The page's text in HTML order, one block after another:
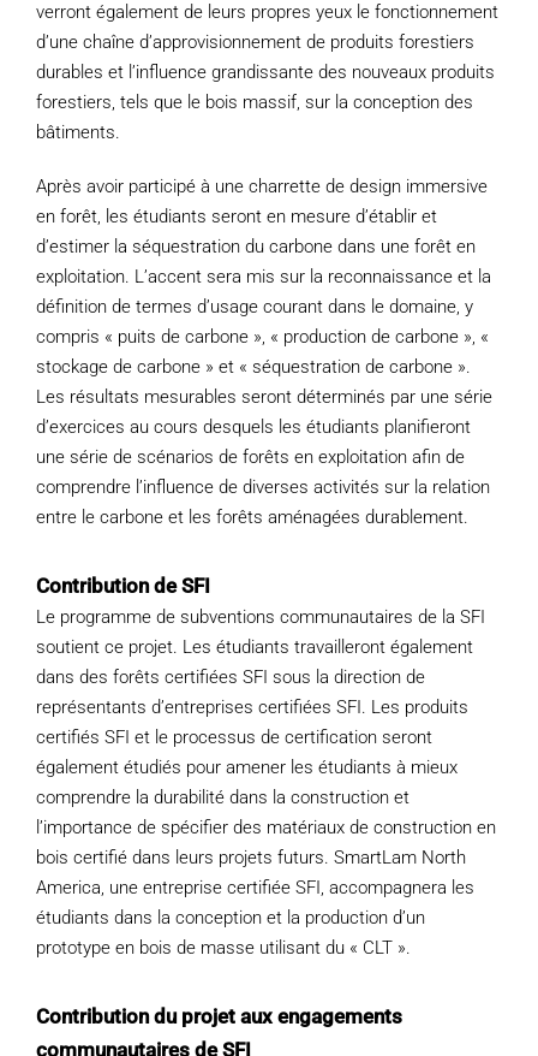
verront également de leurs propres yeux le fonctionnement
d’une chaîne d’approvisionnement de produits forestiers
durables et l’influence grandissante des nouveaux produits
forestiers, tels que le bois massif, sur la conception des
bâtiments.
Après avoir participé à une charrette de design immersive
en forêt, les étudiants seront en mesure d’établir et
d’estimer la séquestration du carbone dans une forêt en
exploitation. L’accent sera mis sur la reconnaissance et la
définition de termes d’usage courant dans le domaine, y
compris « puits de carbone », « production de carbone », «
stockage de carbone » et « séquestration de carbone ».
Les résultats mesurables seront déterminés par une série
d’exercices au cours desquels les étudiants planifieront
une série de scénarios de forêts en exploitation afin de
comprendre l’influence de diverses activités sur la relation
entre le carbone et les forêts aménagées durablement.
Contribution de SFI
Le programme de subventions communautaires de la SFI
soutient ce projet. Les étudiants travailleront également
dans des forêts certifiées SFI sous la direction de
représentants d’entreprises certifiées SFI. Les produits
certifiés SFI et le processus de certification seront
également étudiés pour amener les étudiants à mieux
comprendre la durabilité dans la construction et
l’importance de spécifier des matériaux de construction en
bois certifié dans leurs projets futurs. SmartLam North
America, une entreprise certifiée SFI, accompagnera les
étudiants dans la conception et la production d’un
prototype en bois de masse utilisant du « CLT ».
Contribution du projet aux engagements
communautaires de SFI